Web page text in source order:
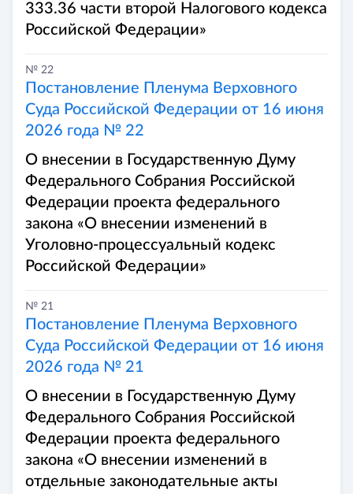
333.36 части второй Налогового кодекса
Российской Федерации»
№ 22
Постановление Пленума Верховного
Суда Российской Федерации от 16 июня
2026 года № 22
О внесении в Государственную Думу
Федерального Собрания Российской
Федерации проекта федерального
закона «О внесении изменений в
Уголовно-процессуальный кодекс
Российской Федерации»
№ 21
Постановление Пленума Верховного
Суда Российской Федерации от 16 июня
2026 года № 21
О внесении в Государственную Думу
Федерального Собрания Российской
Федерации проекта федерального
закона «О внесении изменений в
отдельные законодательные акты